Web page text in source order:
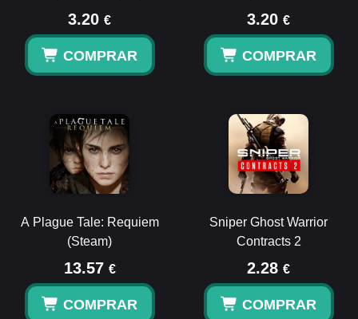
3.20 €
COMPRAR
3.20 €
COMPRAR
A Plague Tale: Requiem
(Steam)
13.57 €
COMPRAR
Sniper Ghost Warrior
Contracts 2
2.28 €
COMPRAR